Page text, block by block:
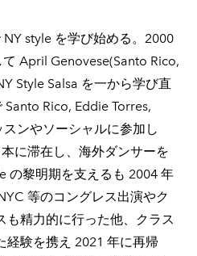
style を学び始める。2000
April Genovese(Santo Rico,
Style Salsa を一から学び直
Rico, Eddie Torres,
ンやソーシャルに参加し
に滞在し、海外ダンサーを
の黎明期を支えるも 2004 年
等のコングレス出演やク
も精力的に行った他、クラス
経験を携え 2021 年に再帰